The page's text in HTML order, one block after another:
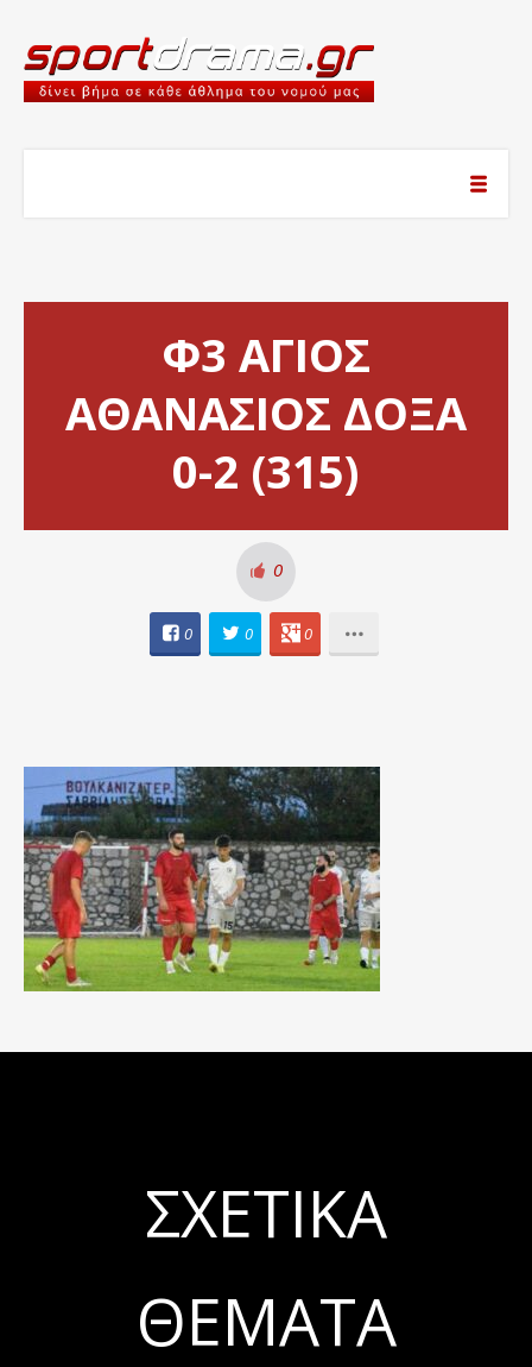
Φ3 ΑΓΙΟΣ
ΑΘΑΝΑΣΙΟΣ ΔΟΞΑ
0-2 (315)
0
0 0 0
ΣΧΕΤΙΚΆ
ΘΈΜΑΤΑ